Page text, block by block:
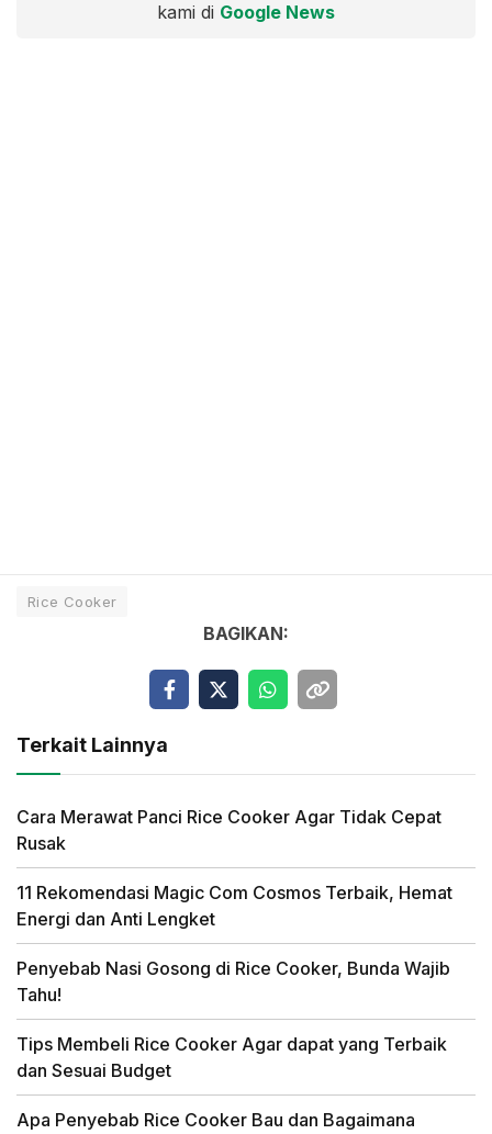
kami di Google News
Rice Cooker
BAGIKAN:
Terkait Lainnya
Cara Merawat Panci Rice Cooker Agar Tidak Cepat
Rusak
11 Rekomendasi Magic Com Cosmos Terbaik, Hemat
Energi dan Anti Lengket
Penyebab Nasi Gosong di Rice Cooker, Bunda Wajib
Tahu!
Tips Membeli Rice Cooker Agar dapat yang Terbaik
dan Sesuai Budget
Apa Penyebab Rice Cooker Bau dan Bagaimana